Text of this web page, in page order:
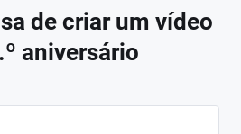
de criar um vídeo
aniversário